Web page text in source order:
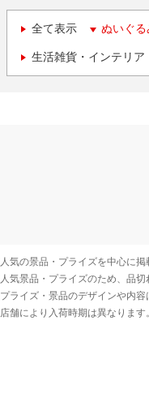
全て表示 ぬいぐ
生活雑貨・インテリア